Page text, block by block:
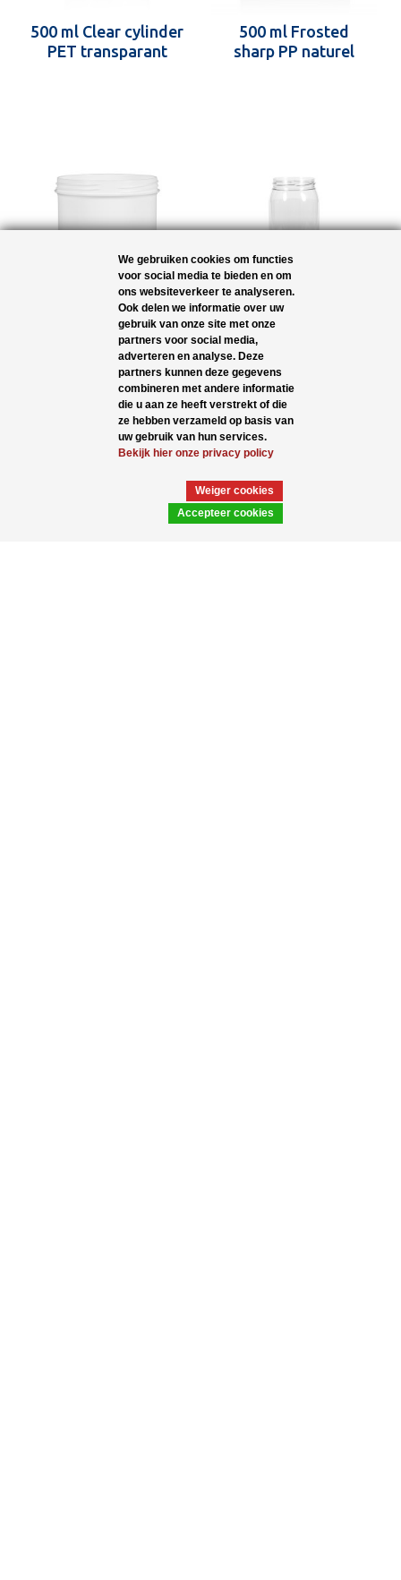
500 ml Clear cylinder
PET transparant
500 ml Frosted
sharp PP naturel
500 ml Soft cylinder
PP wit
1000 ml Big clear
PET transparant
We gebruiken cookies om functies
voor social media te bieden en om
ons websiteverkeer te analyseren.
Ook delen we informatie over uw
gebruik van onze site met onze
partners voor social media,
adverteren en analyse. Deze
partners kunnen deze gegevens
combineren met andere informatie
die u aan ze heeft verstrekt of die
ze hebben verzameld op basis van
uw gebruik van hun services.
Bekijk hier onze privacy policy
Weiger cookies
Accepteer cookies